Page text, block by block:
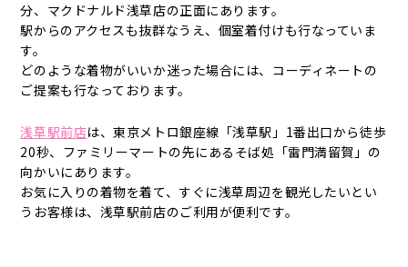
分、マクドナルド浅草店の正面にあります。
駅からのアクセスも抜群なうえ、個室着付けも行なっていま
す。
どのような着物がいいか迷った場合には、コーディネートの
ご提案も行なっております。
浅草駅前店は、東京メトロ銀座線「浅草駅」1番出口から徒歩
20秒、ファミリーマートの先にあるそば処「雷門満留賀」の
向かいにあります。
お気に入りの着物を着て、すぐに浅草周辺を観光したいとい
うお客様は、浅草駅前店のご利用が便利です。